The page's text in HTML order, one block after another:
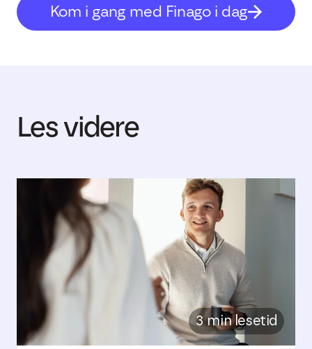
Kom i gang med Finago i dag
Les videre
3 min lesetid